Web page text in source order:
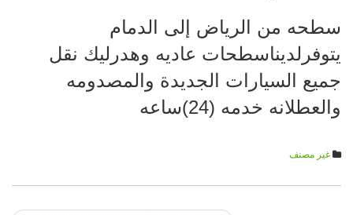
سطحه من الرياض إلى الدمام
يتوفرلديناسطحات عاديه وهدرليك نقل
جميع السيارات الجديدة والمصدومه
والعطلانه خدمه (24)ساعه
غير مصنف